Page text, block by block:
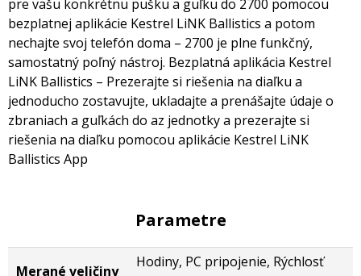
pre vašu konkrétnu pušku a guľku do 2700 pomocou
bezplatnej aplikácie Kestrel LiNK Ballistics a potom
nechajte svoj telefón doma – 2700 je plne funkčný,
samostatný poľný nástroj. Bezplatná aplikácia Kestrel
LiNK Ballistics – Prezerajte si riešenia na diaľku a
jednoducho zostavujte, ukladajte a prenášajte údaje o
zbraniach a guľkách do az jednotky a prezerajte si
riešenia na diaľku pomocou aplikácie Kestrel LiNK
Ballistics App
Parametre
Merané veličiny
Hodiny, PC pripojenie, Rýchlosť